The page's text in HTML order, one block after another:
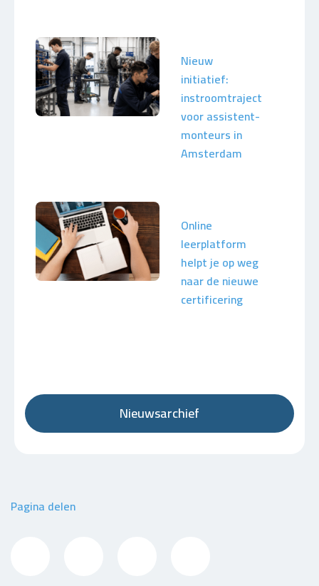
Nieuw
initiatief:
instroomtraject
voor assistent-
monteurs in
Amsterdam
Online
leerplatform
helpt je op weg
naar de nieuwe
certificering
Nieuwsarchief
Pagina delen